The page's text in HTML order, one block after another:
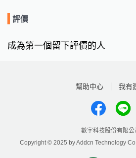
評價
成為第一個留下評價的人
幫助中心 我有
數字科技股份有限公
Copyright © 2025 by Addcn Technology